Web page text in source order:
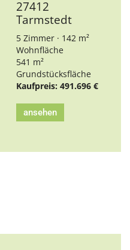
27412
Tarmstedt
5 Zimmer · 142 m²
Wohnfläche
541 m²
Grundstücksfläche
Kaufpreis: 491.696 €
ansehen